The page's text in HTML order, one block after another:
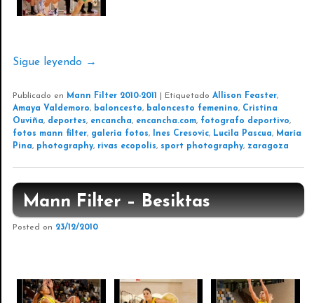
Sigue leyendo →
Publicado en Mann Filter 2010-2011 Etiquetado Allison Feaster,
Amaya Valdemoro, baloncesto, baloncesto femenino, Cristina
Ouviña, deportes, encancha, encancha.com, fotografo deportivo,
fotos mann filter, galeria fotos, Ines Cresovic, Lucila Pascua, María
Pina, photography, rivas ecopolis, sport photography,zaragoza
Mann Filter – Besiktas
Posted on 23/12/2010